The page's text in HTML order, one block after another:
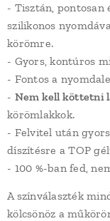
- Tisztán, pontosan
szilikonos
körömre.
- Gyors, kontúros
- Fontos a
- Nem kell köttetni
körömlakkok.
- Felvitel után
díszítésre a TOP
- 100 %-ban fed,
A színválaszték
kölcsönöz a